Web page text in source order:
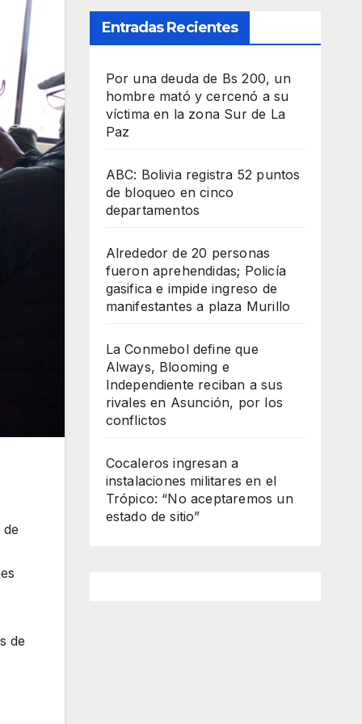
de
Entradas Recientes
Por una deuda de Bs 200, un
hombre mató y cercenó a su
víctima en la zona Sur de La
Paz
ABC: Bolivia registra 52 puntos
de bloqueo en cinco
departamentos
Alrededor de 20 personas
fueron aprehendidas; Policía
gasifica e impide ingreso de
manifestantes a plaza Murillo
La Conmebol define que
Always, Blooming e
Independiente reciban a sus
rivales en Asunción, por los
conflictos
Cocaleros ingresan a
instalaciones militares en el
Trópico: “No aceptaremos un
estado de sitio”